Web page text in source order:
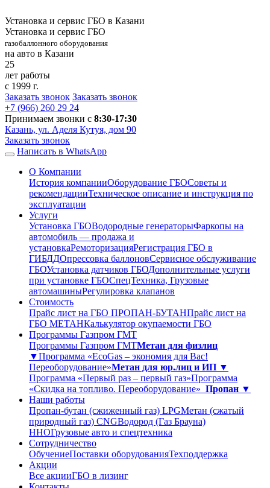
Установка и сервис ГБО в Казани
Установка и сервис ГБО
газобаллонного оборудования
на авто в Казани
25
лет работы
с 1999 г.
Заказать звонок Заказать звонок
+7 (966) 260 29 24
Принимаем звонки с 8:30-17:30
Казань, ул. Аделя Кутуя, дом 90
Заказать звонок
Написать в WhatsApp
О Компании
История компанииОборудование ГБОСоветы и
рекомендацииТехническое описание и инструкция по
эксплуатации
Услуги
Установка ГБОВодородные генераторыФаркопы на
автомобиль — продажа и
установкаРемоторизацияРегистрация ГБО в
ГИБДДОпрессовка баллоновСервисное обслуживание
ГБОУстановка датчиков ГБОДополнительные услуги
при установке ГБОСпецТехника, Грузовые
автомашиныРегулировка клапанов
Стоимость
Прайс лист на ГБО ПРОПАН-БУТАНПрайс лист на
ГБО МЕТАНКалькулятор окупаемости ГБО
Программы Газпром ГМТ
Программы Газпром ГМТМетан для физлиц
▼Программа «EcoGas – экономия для Вас!
Переоборудование»Метан для юр.лиц и ИП ▼
Программа «Первый раз – первый газ»Программа
«Скидка на топливо. Переоборудование» Пропан ▼
Наши работы
Пропан-бутан (сжиженный газ) LPGМетан (сжатый
природный газ) CNGВодород (Газ Брауна)
ННОГрузовые авто и спецтехника
Сотрудничество
ОбучениеПоставки оборудованияТехподдержка
Акции
Все акцииГБО в лизинг